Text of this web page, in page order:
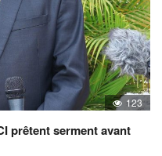
123
prêtent serment avant